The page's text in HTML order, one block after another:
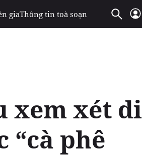
giaThông tin toà soạn
xem xét di
“cà phê